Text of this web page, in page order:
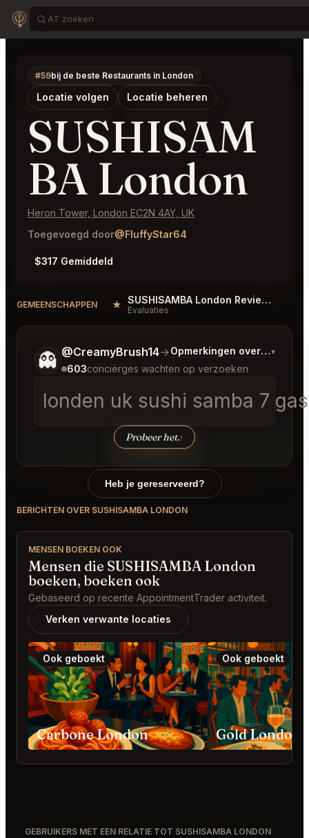
#59bij de beste Restaurants in London
Locatie volgen Locatie beheren
SUSHISAM
BA London
Heron Tower, London EC2N 4AY, UK
Toegevoegd door@FluffyStar64
$317 Gemiddeld
GEMEENSCHAPPEN ★ SUSHISAMBA London Reviews
Evaluaties
👻 @CreamyBrush14→Opmerkingen over Laatste
▾
603conciërges wachten op verzoeken
londen uk sushi samba 7
Probeer het.↑
Vertel me wat je wilt.
Heb je gereserveerd?
BERICHTEN OVER SUSHISAMBA LONDON
MENSEN BOEKEN OOK
Mensen die SUSHISAMBA London
boeken, boeken ook
Gebaseerd op recente AppointmentTrader activiteit.
Verken verwante locaties
Ook geboekt
Carbone London
Ook geboekt
Gold London
GEBRUIKERS MET EEN RELATIE TOT SUSHISAMBA LONDON